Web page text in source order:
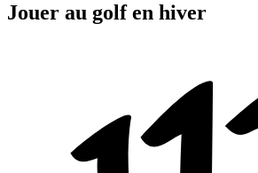
Jouer au golf en hiver